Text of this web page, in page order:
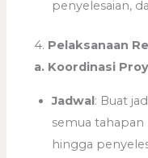
penyelesaian,
4. Pelaksanaan
a. Koordinasi
Jadwal: Buat
semua tahapan
hingga